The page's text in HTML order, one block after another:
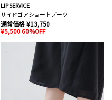
LIP SERVICE
サイドゴアショートブーツ
通常価格 ¥13,750
¥5,500 60%OFF